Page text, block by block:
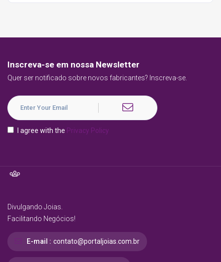
Inscreva-se em nossa Newsletter
Quer ser notificado sobre novos fabricantes? Inscreva-se.
I agree with the Privacy Policy
Divulgando Joias.
Facilitando Negócios!
E-mail : contato@portaljoias.com.br